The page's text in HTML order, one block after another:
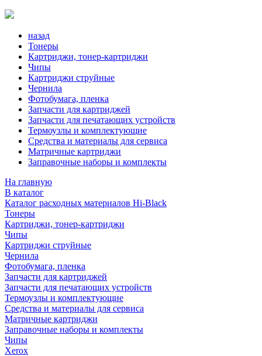
назад
Тонеры
Картриджи, тонер-картриджи
Чипы
Картриджи струйные
Чернила
Фотобумага, пленка
Запчасти для картриджей
Запчасти для печатающих устройств
Термоузлы и комплектующие
Средства и материалы для сервиса
Матричные картриджи
Заправочные наборы и комплекты
На главную
В каталог
Каталог расходных материалов Hi-Black
Тонеры
Картриджи, тонер-картриджи
Чипы
Картриджи струйные
Чернила
Фотобумага, пленка
Запчасти для картриджей
Запчасти для печатающих устройств
Термоузлы и комплектующие
Средства и материалы для сервиса
Матричные картриджи
Заправочные наборы и комплекты
Чипы
Xerox